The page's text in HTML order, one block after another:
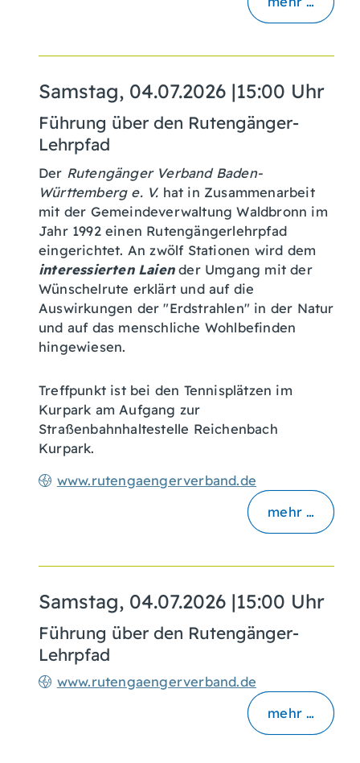
Samstag, 04.07.2026 |15:00 Uhr
Führung über den Rutengänger-
Lehrpfad
www.rutengaengerverband.de
Der Rutengänger Verband Baden-
Württemberg e. V. hat in Zusammenarbeit
mit der Gemeindeverwaltung Waldbronn im
Jahr 1992 einen Rutengängerlehrpfad
eingerichtet. An zwölf Stationen wird dem
interessierten Laiender Umgang mit der
Wünschelrute erklärt und auf die
Auswirkungen der "Erdstrahlen" in der Natur
und auf das menschliche Wohlbefinden
hingewiesen.
Treffpunkt ist bei den Tennisplätzen im
Kurpark am Aufgang zur
Straßenbahnhaltestelle Reichenbach
Kurpark.
mehr …
Samstag, 04.07.2026 |15:00 Uhr
Führung über den Rutengänger-
Lehrpfad
www.rutengaengerverband.de
mehr …